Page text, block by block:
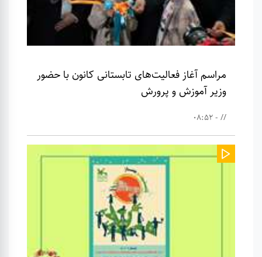
مراسم آغاز فعالیت‌های تابستانی کانون با حضور
وزیر آموزش و پرورش
// - 08:52